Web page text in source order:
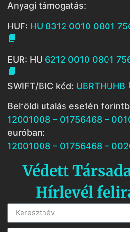
Anyagi támogatás:
HUF: HU 8312 0010 0801

EUR: HU 6212 0010 0801

SWIFT/BIC kód: UBRTHUHB
Belföldi utalás esetén
12001008 – 01756468 –
euróban:
12001008 – 01756468 –
Védett
Hírlevél